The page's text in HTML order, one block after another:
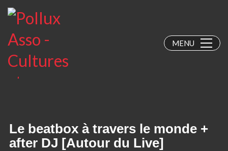
MENU
Le beatbox à travers le monde +
after DJ [Autour du Live]